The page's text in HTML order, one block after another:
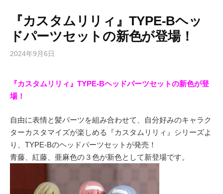
『カスタムリリィ』TYPE-Bヘッ
ドパーツセットの新色が登場！
2024年9月6日
『カスタムリリィ』TYPE-Bヘッドパーツセットの新色が登
場！
自由に表情と髪パーツを組み合わせて、自分好みのキャラク
ターカスタマイズが楽しめる『カスタムリリィ』シリーズよ
り、TYPE-Bのヘッドパーツセットが発売！
青藤、紅藤、亜麻色の３色が新色として新登場です。